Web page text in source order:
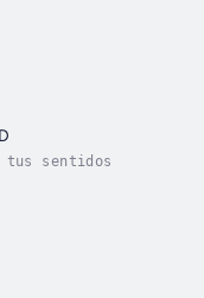
tus sentidos